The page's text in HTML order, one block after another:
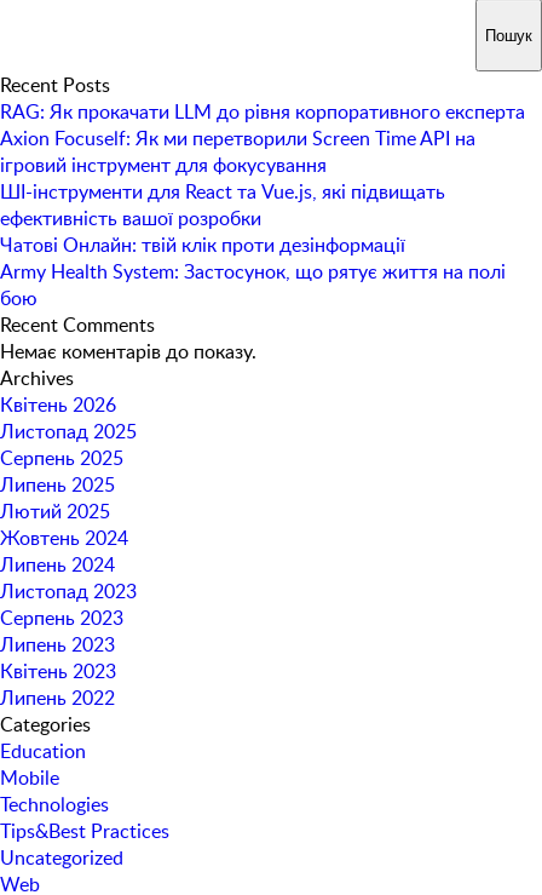
Пошук
Recent Posts
RAG: Як прокачати LLM до рівня корпоративного експерта
Axion Focuself: Як ми перетворили Screen Time API на
ігровий інструмент для фокусування
ШІ-інструменти для React та Vue.js, які підвищать
ефективність вашої розробки
Чатові Онлайн: твій клік проти дезінформації
Army Health System: Застосунок, що рятує життя на полі
бою
Recent Comments
Немає коментарів до показу.
Archives
Квітень 2026
Листопад 2025
Серпень 2025
Липень 2025
Лютий 2025
Жовтень 2024
Липень 2024
Листопад 2023
Серпень 2023
Липень 2023
Квітень 2023
Липень 2022
Categories
Education
Mobile
Technologies
Tips&Best Practices
Uncategorized
Web